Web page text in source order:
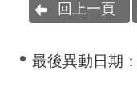
回上一頁
最後異動日期：